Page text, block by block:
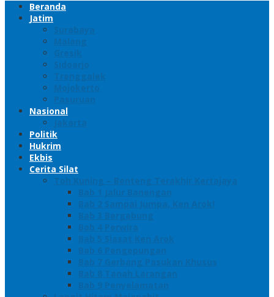
Beranda
Jatim
Surabaya
Malang
Gresik
Sidoarjo
Trenggalek
Mojokerto
Pasuruan
Nasional
Jakarta
Politik
Hukrim
Ekbis
Cerita Silat
Toh Kuning – Benteng Terakhir Kertajaya
Bab 1 Jalur Banengan
Bab 2 Sampai Jumpa, Ken Arok!
Bab 3 Bergabung
Bab 4 Perwira
Bab 5 Siasat Ken Arok
Bab 6 Pengepungan
Bab 7 Gerbang Pasukan Khusus
Bab 8 Tanah Larangan
Bab 9 Penyelamatan